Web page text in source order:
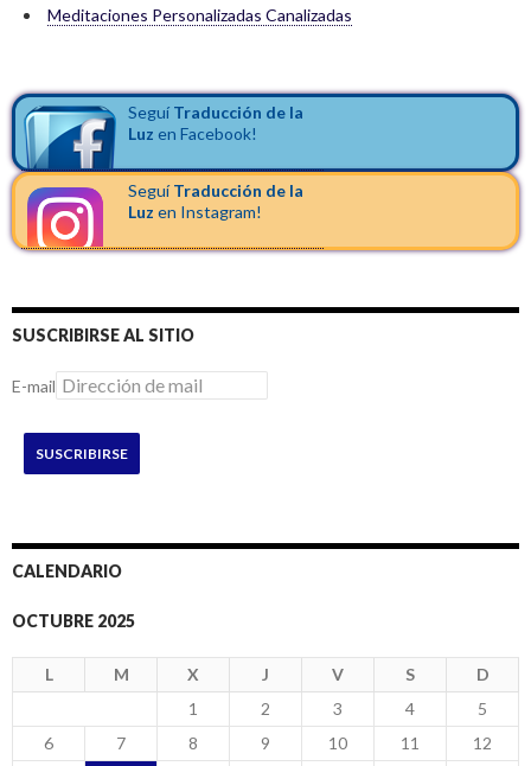
Meditaciones Personalizadas Canalizadas
Seguí Traducción de la
Luz en Facebook!
SeguíTraducción de la
Luz en Instagram!
SUSCRIBIRSE AL SITIO
E-mail
SUSCRIBIRSE
CALENDARIO
OCTUBRE 2025
L M X J V S D
1 2 3 4
5
6
7 8 9 10 11
12